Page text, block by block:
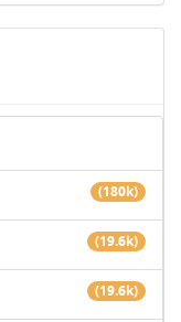
(180k)
(19.6k)
(19.6k)